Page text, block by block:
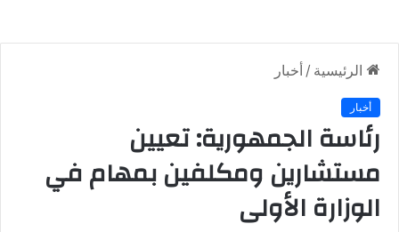
الرئيسية / أخبار
أخبار
رئاسة الجمهورية: تعيين
مستشارين ومكلفين بمهام في
الوزارة الأولى